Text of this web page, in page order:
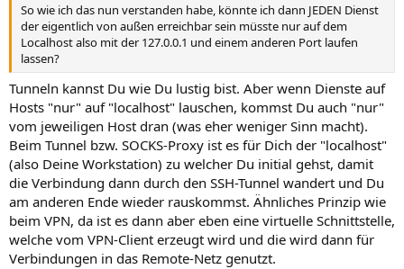
So wie ich das nun verstanden habe, könnte ich dann JEDEN Dienst
der eigentlich von außen erreichbar sein müsste nur auf dem
Localhost also mit der 127.0.0.1 und einem anderen Port laufen
lassen?
Tunneln kannst Du wie Du lustig bist. Aber wenn Dienste auf
Hosts "nur" auf "localhost" lauschen, kommst Du auch "nur"
vom jeweiligen Host dran (was eher weniger Sinn macht).
Beim Tunnel bzw. SOCKS-Proxy ist es für Dich der "localhost"
(also Deine Workstation) zu welcher Du initial gehst, damit
die Verbindung dann durch den SSH-Tunnel wandert und Du
am anderen Ende wieder rauskommst. Ähnliches Prinzip wie
beim VPN, da ist es dann aber eben eine virtuelle Schnittstelle,
welche vom VPN-Client erzeugt wird und die wird dann für
Verbindungen in das Remote-Netz genutzt.